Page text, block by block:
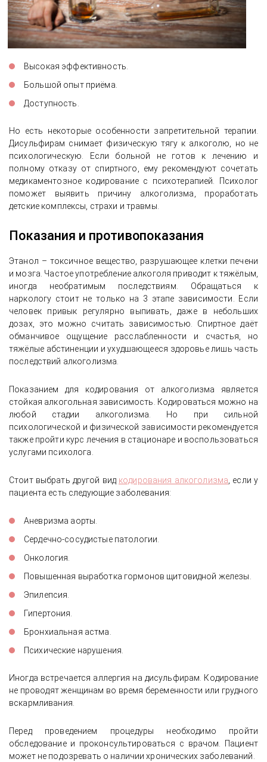
Высокая эффективность.
Большой опыт приёма.
Доступность.
Но есть некоторые особенности запретительной терапии.
Дисульфирам снимает физическую тягу к алкоголю, но не
психологическую. Если больной не готов к лечению и
полному отказу от спиртного, ему рекомендуют сочетать
медикаментозное кодирование с психотерапией. Психолог
поможет выявить причину алкоголизма, проработать
детские комплексы, страхи и травмы.
Показания и противопоказания
Этанол – токсичное вещество, разрушающее клетки печени
и мозга. Частое употребление алкоголя приводит к тяжёлым,
иногда необратимым последствиям. Обращаться к
наркологу стоит не только на 3 этапе зависимости. Если
человек привык регулярно выпивать, даже в небольших
дозах, это можно считать зависимостью. Спиртное даёт
обманчивое ощущение расслабленности и счастья, но
тяжёлые абстиненции и ухудшающееся здоровье лишь часть
последствий алкоголизма.
Показанием для кодирования от алкоголизма является
стойкая алкогольная зависимость. Кодироваться можно на
любой стадии алкоголизма. Но при сильной
психологической и физической зависимости рекомендуется
также пройти курс лечения в стационаре и воспользоваться
услугами психолога.
Стоит выбрать другой вид кодирования алкоголизма , если у
пациента есть следующие заболевания:
Аневризма аорты.
Сердечно-сосудистые патологии.
Онкология.
Повышенная выработка гормонов щитовидной железы.
Эпилепсия.
Гипертония.
Бронхиальная астма.
Психические нарушения.
Иногда встречается аллергия на дисульфирам. Кодирование
не проводят женщинам во время беременности или грудного
вскармливания.
Перед проведением процедуры необходимо пройти
обследование и проконсультироваться с врачом. Пациент
может не подозревать о наличии хронических заболеваний.